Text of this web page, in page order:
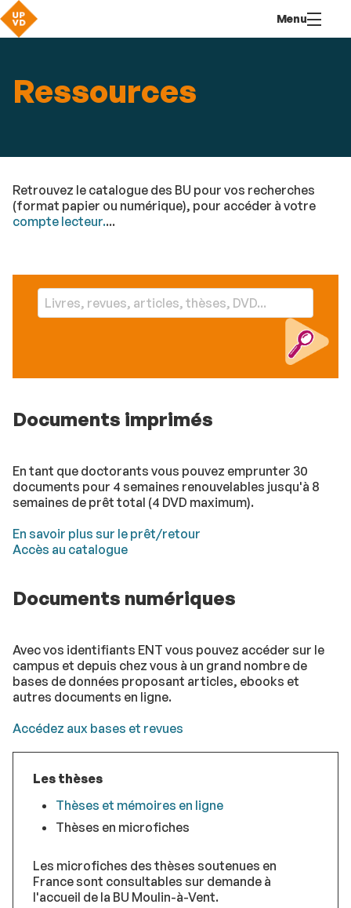
contenu
Menu
Ressources
Retrouvez le catalogue des BU pour vos recherches
(format papier ou numérique), pour accéder à votre
compte lecteur....
Documents imprimés
En tant que doctorants vous pouvez emprunter 30
documents pour 4 semaines renouvelables jusqu'à 8
semaines de prêt total (4 DVD maximum).
En savoir plus sur le prêt/retour
Accès au catalogue
Documents numériques
Avec vos identifiants ENT vous pouvez accéder sur le
campus et depuis chez vous à un grand nombre de
bases de données proposant articles, ebooks et
autres documents en ligne.
Accédez aux bases et revues
Les thèses
Thèses et mémoires en ligne
Thèses en microfiches
Les microfiches des thèses soutenues en
France sont consultables sur demande à
l'accueil de la BU Moulin-à-Vent.